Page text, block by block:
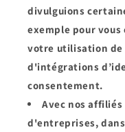
divulguions
exemple pour
votre utilisation de
d'intégrations
consentement.
Avec nos
d'entreprises,